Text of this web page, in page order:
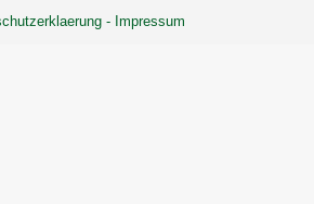
- Impressum